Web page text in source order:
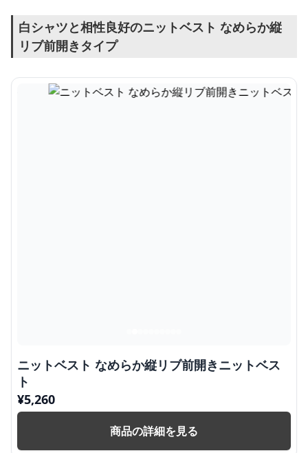
白シャツと相性良好のニットベスト なめらか縦
リブ前開きタイプ
ニットベスト なめらか縦リブ前開きニットベス
ト
¥5,260
商品の詳細を見る